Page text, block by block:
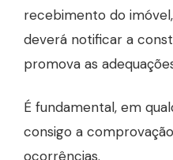
recebimento do
deverá notificar a
promova as
É fundamental, em
consigo a
ocorrências.